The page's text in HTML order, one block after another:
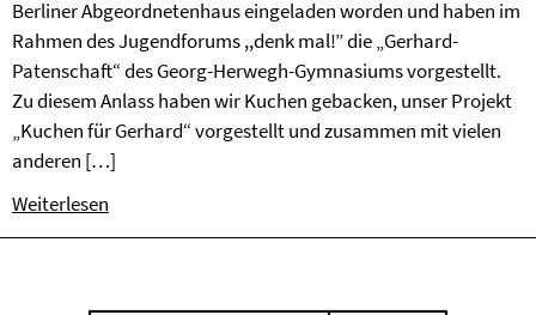
Berliner Abgeordnetenhaus eingeladen worden und haben im
Rahmen des Jugendforums ,,denk mal!” die „Gerhard-
Patenschaft“ des Georg-Herwegh-Gymnasiums vorgestellt.
Zu diesem Anlass haben wir Kuchen gebacken, unser Projekt
„Kuchen für Gerhard“ vorgestellt und zusammen mit vielen
anderen […]
Weiterlesen